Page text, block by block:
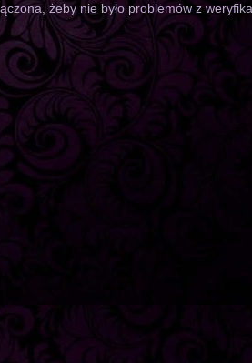
żeby nie było problemów z